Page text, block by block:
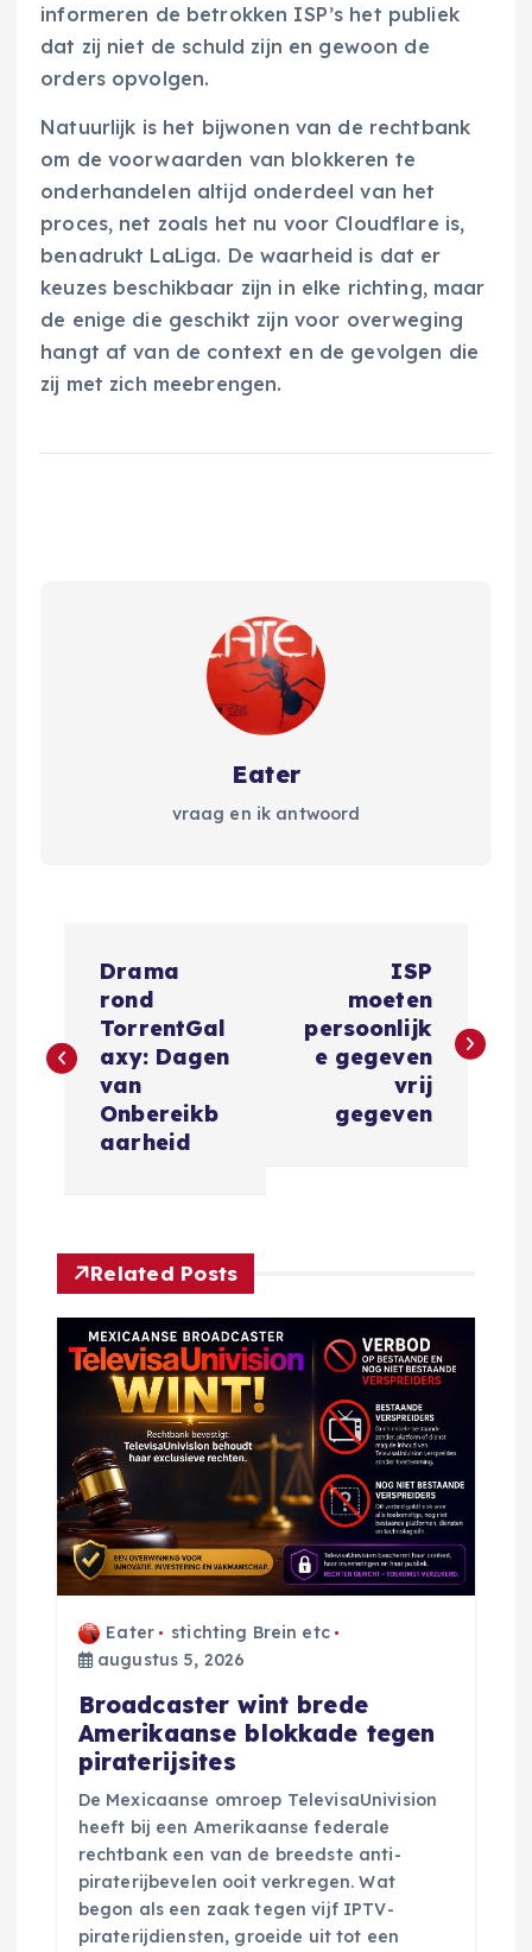
informeren de betrokken ISP’s het publiek
dat zij niet de schuld zijn en gewoon de
orders opvolgen.
Natuurlijk is het bijwonen van de rechtbank
om de voorwaarden van blokkeren te
onderhandelen altijd onderdeel van het
proces, net zoals het nu voor Cloudflare is,
benadrukt LaLiga. De waarheid is dat er
keuzes beschikbaar zijn in elke richting, maar
de enige die geschikt zijn voor overweging
hangt af van de context en de gevolgen die
zij met zich meebrengen.
Eater
vraag en ik antwoord
r
h
t
n
g
Drama
rond
TorrentGal
axy: Dagen
van
Onbereikb
aarheid
ISP
moeten
persoonlijk
e gegeven
vrij
gegeven
Related Posts
Eater
stichting Brein etc
augustus 5, 2026
Broadcaster wint brede
Amerikaanse blokkade tegen
piraterijsites
De Mexicaanse omroep TelevisaUnivision
heeft bij een Amerikaanse federale
rechtbank een van de breedste anti-
piraterijbevelen ooit verkregen. Wat
begon als een zaak tegen vijf IPTV-
piraterijdiensten, groeide uit tot een